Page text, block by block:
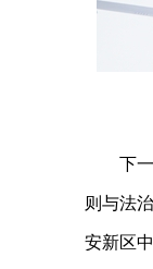
下一
则与法
安新区